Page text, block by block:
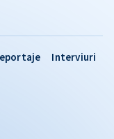
Interviuri